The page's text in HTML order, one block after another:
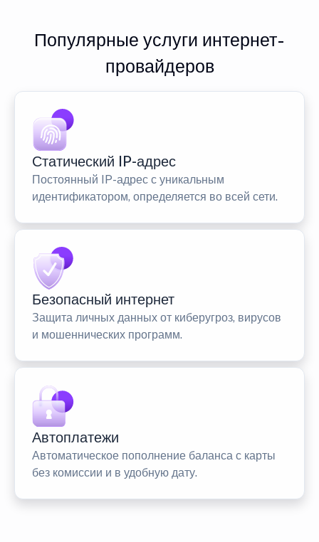
Популярные услуги интернет-
провайдеров
Статический IP-адрес
Постоянный IP-адрес с уникальным
идентификатором, определяется во всей сети.
Безопасный интернет
Защита личных данных от киберугроз, вирусов
и мошеннических программ.
Автоплатежи
Автоматическое пополнение баланса с карты
без комиссии и в удобную дату.